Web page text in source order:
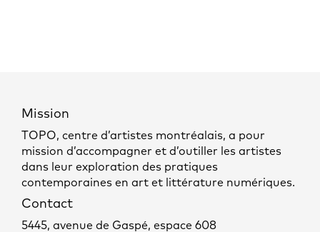
Mission
TOPO, centre d’artistes montréalais, a pour
mission d’accompagner et d’outiller les artistes
dans leur exploration des pratiques
contemporaines en art et littérature numériques.
Contact
5445, avenue de Gaspé, espace 608